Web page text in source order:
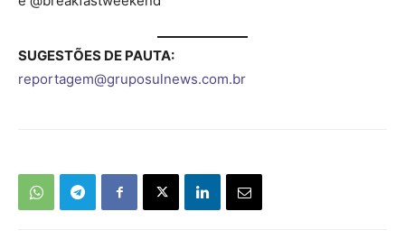
SUGESTÕES DE PAUTA:
reportagem@gruposulnews.com.br